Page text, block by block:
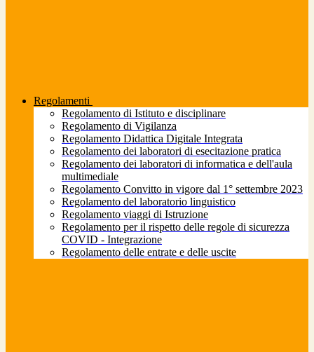
Regolamenti
Regolamento di Istituto e disciplinare
Regolamento di Vigilanza
Regolamento Didattica Digitale Integrata
Regolamento dei laboratori di esecitazione pratica
Regolamento dei laboratori di informatica e dell'aula
multimediale
Regolamento Convitto in vigore dal 1° settembre 2023
Regolamento del laboratorio linguistico
Regolamento viaggi di Istruzione
Regolamento per il rispetto delle regole di sicurezza
COVID - Integrazione
Regolamento delle entrate e delle uscite